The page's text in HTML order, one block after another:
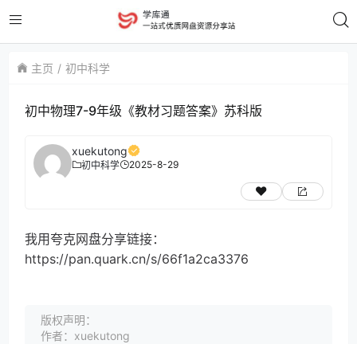
主页 初中科学
初中物理7-9年级《教材习题答案》苏科版
xuekutong
初中科学 2025-8-29
我用夸克网盘分享链接：
https://pan.quark.cn/s/66f1a2ca3376
版权声明：
作者：xuekutong